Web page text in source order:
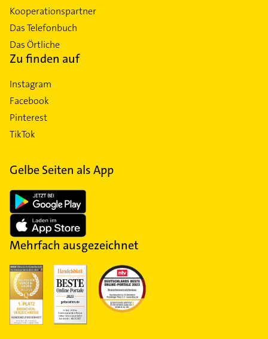
Kooperationspartner
Das Telefonbuch
Das Örtliche
Zu finden auf
Instagram
Facebook
Pinterest
TikTok
Gelbe Seiten als App
Mehrfach ausgezeichnet